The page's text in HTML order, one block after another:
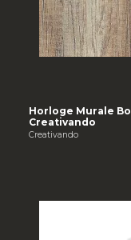
Horloge Murale
Creativando
Creativando